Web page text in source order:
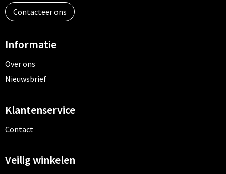
Contacteer ons
Informatie
Over ons
Nieuwsbrief
Klantenservice
Contact
Veilig winkelen